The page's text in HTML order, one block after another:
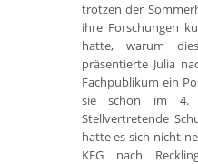
trotzen der
ihre Forschungen
hatte, warum
präsentierte Julia
Fachpublikum ein
sie schon im 4.
Stellvertretende
hatte es sich nicht
KFG nach